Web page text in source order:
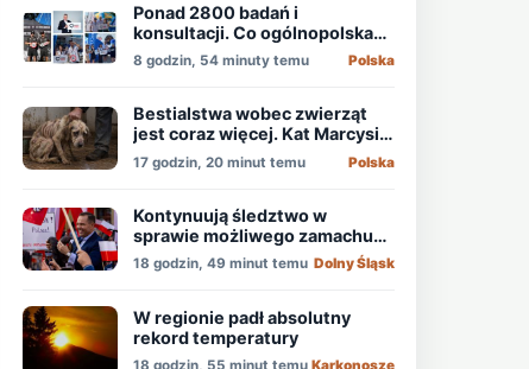
Ponad 2800 badań i
konsultacji. Co ogólnopolska
akcja pokazała o zdrowiu
mężczyzn?
8 godzin, 54 minuty temu Polska
Bestialstwa wobec zwierząt
jest coraz więcej. Kat Marcysia
usłyszał wyrok
17 godzin, 20 minut temu Polska
Kontynuują śledztwo w
sprawie możliwego zamachu
na obecnego prezydenta
Nawrockiego
18 godzin, 49 minut temu Dolny Śląsk
W regionie padł absolutny
rekord temperatury